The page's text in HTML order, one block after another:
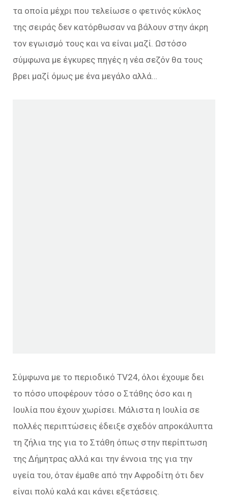
τα οποία μέχρι που τελείωσε ο φετινός κύκλος
της σειράς δεν κατόρθωσαν να βάλουν στην άκρη
τον εγωισμό τους και να είναι μαζί. Ωστόσο
σύμφωνα με έγκυρες πηγές η νέα σεζόν θα τους
βρει μαζί όμως με ένα μεγάλο αλλά…
Σύμφωνα με το περιοδικό TV24, όλοι έχουμε δει
το πόσο υποφέρουν τόσο ο Στάθης όσο και η
Ιουλία που έχουν χωρίσει. Μάλιστα η Ιουλία σε
πολλές περιπτώσεις έδειξε σχεδόν απροκάλυπτα
τη ζήλια της για το Στάθη όπως στην περίπτωση
της Δήμητρας αλλά και την έννοια της για την
υγεία του, όταν έμαθε από την Αφροδίτη ότι δεν
είναι πολύ καλά και κάνει εξετάσεις.